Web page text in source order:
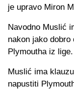
je upravo Miron
Navodno Muslić
nakon jako dobro
Plymoutha iz lige.
Muslić ima
napustiti